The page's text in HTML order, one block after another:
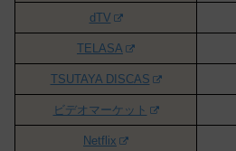
dTV
TELASA
TSUTAYA DISCAS
ビデオマーケット
Netflix